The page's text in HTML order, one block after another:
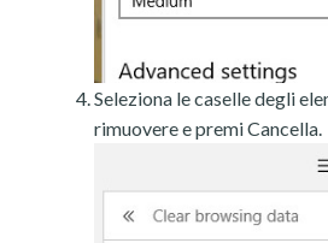
Seleziona le caselle degli
rimuovere e premi Cancella.